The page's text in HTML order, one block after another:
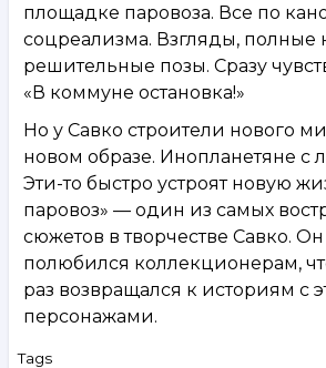
площадке паровоза. Все по
соцреализма. Взгляды, полные
решительные позы. Сразу
«В коммуне остановка!»
Но у Савко строители нового
новом образе. Инопланетяне с
Эти-то быстро устроят новую
паровоз» — один из самых
сюжетов в творчестве Савко. Он
полюбился коллекционерам,
раз возвращался к историям с
персонажами.
Tags